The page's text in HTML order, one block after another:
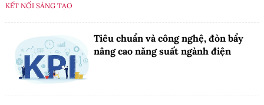
KẾT NỐI SÁNG TẠO
Tiêu chuẩn và công nghệ, đòn bẩy
nâng cao năng suất ngành điện